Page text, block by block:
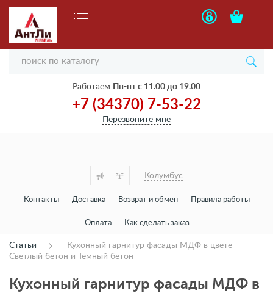
Работаем Пн-пт с 11.00 до 19.00
+7 (34370) 7-53-22
Перезвоните мне
Колумбус
Контакты Доставка Возврат и обмен Правила работы
Оплата Как сделать заказ
Статьи
Кухонный гарнитур фасады МДФ в цвете
Светлый бетон и Темный бетон
Кухонный гарнитур фасады МДФ в